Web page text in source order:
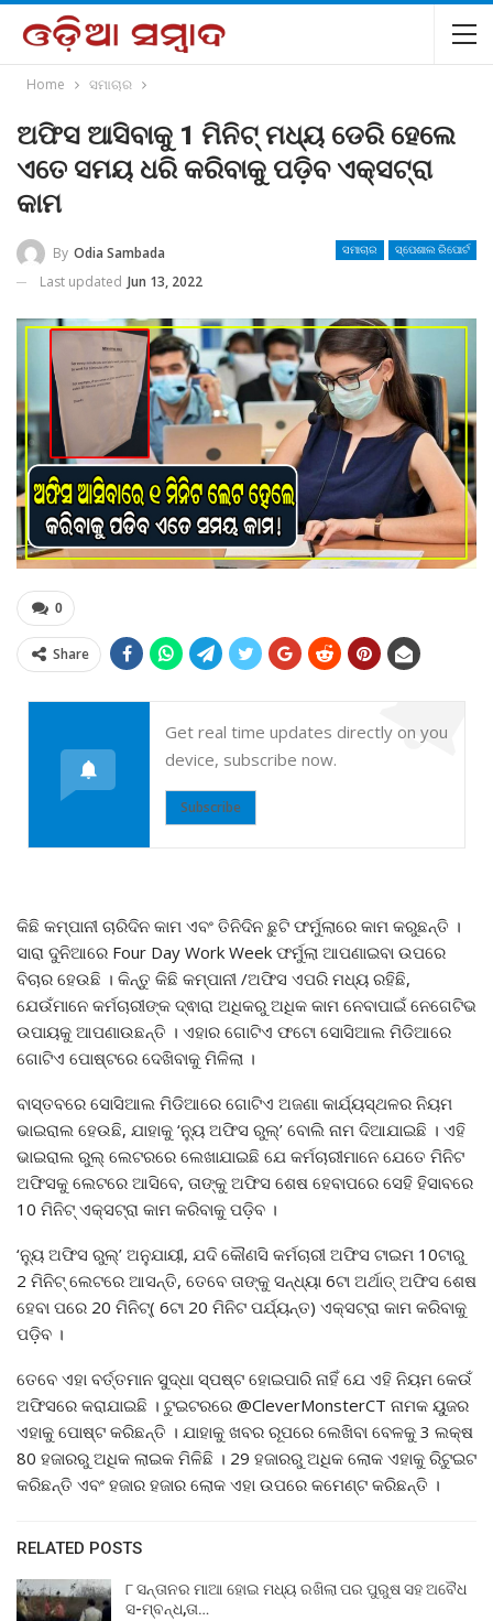
Home ସମାଚାର
ଅଫିସ ଆସିବାକୁ 1 ମିନିଟ୍ ମଧ୍ୟ ଡେରି ହେଲେ
ଏତେ ସମୟ ଧରି କରିବାକୁ ପଡ଼ିବ ଏକ୍ସଟ୍ରା
କାମ
ସମାଚାର ସ୍ପେଶାଲ ରିପୋର୍ଟ
By Odia Sambada
Last updated Jun 13, 2022
0
Share
Get real time updates directly on you
device, subscribe now.
Subscribe
କିଛି କମ୍ପାନୀ ଚାରିଦିନ କାମ ଏବଂ ତିନିଦିନ ଛୁଟି ଫର୍ମୁଲାରେ କାମ କରୁଛନ୍ତି ।
ସାରା ଦୁନିଆରେ Four Day Work Week ଫର୍ମୁଲା ଆପଣାଇବା ଉପରେ
ବିଚାର ହେଉଛି । କିନ୍ତୁ କିଛି କମ୍ପାନୀ /ଅଫିସ ଏପରି ମଧ୍ୟ ରହିଛି,
ଯେଉଁମାନେ କର୍ମଚାରୀଙ୍କ ଦ୍ଵାରା ଅଧିକରୁ ଅଧିକ କାମ ନେବାପାଇଁ ନେଗେଟିଭ
ଉପାୟକୁ ଆପଣାଉଛନ୍ତି । ଏହାର ଗୋଟିଏ ଫଟୋ ସୋସିଆଲ ମିଡିଆରେ
ଗୋଟିଏ ପୋଷ୍ଟରେ ଦେଖିବାକୁ ମିଳିଲା ।
ବାସ୍ତବରେ ସୋସିଆଲ ମିଡିଆରେ ଗୋଟିଏ ଅଜଣା କାର୍ଯ୍ୟସ୍ଥଳର ନିୟମ
ଭାଇରାଲ ହେଉଛି, ଯାହାକୁ ‘ନ୍ୟୁ ଅଫିସ ରୁଲ୍’ ବୋଲି ନାମ ଦିଆଯାଇଛି । ଏହି
ଭାଇରାଲ ରୁଲ୍ ଲେଟରରେ ଲେଖାଯାଇଛି ଯେ କର୍ମଚାରୀମାନେ ଯେତେ ମିନିଟ
ଅଫିସକୁ ଲେଟରେ ଆସିବେ, ତାଙ୍କୁ ଅଫିସ ଶେଷ ହେବାପରେ ସେହି ହିସାବରେ
10 ମିନିଟ୍ ଏକ୍ସଟ୍ରା କାମ କରିବାକୁ ପଡ଼ିବ ।
‘ନ୍ୟୁ ଅଫିସ ରୁଲ୍’ ଅନୁଯାୟୀ, ଯଦି କୌଣସି କର୍ମଚାରୀ ଅଫିସ ଟାଇମ 10ଟାରୁ
2 ମିନିଟ୍ ଲେଟରେ ଆସନ୍ତି, ତେବେ ତାଙ୍କୁ ସନ୍ଧ୍ୟା 6ଟା ଅର୍ଥାତ୍ ଅଫିସ ଶେଷ
ହେବା ପରେ 20 ମିନିଟ୍( 6ଟା 20 ମିନିଟ ପର୍ଯ୍ୟନ୍ତ) ଏକ୍ସଟ୍ରା କାମ କରିବାକୁ
ପଡ଼ିବ ।
ତେବେ ଏହା ବର୍ତ୍ତମାନ ସୁଦ୍ଧା ସ୍ପଷ୍ଟ ହୋଇପାରି ନାହିଁ ଯେ ଏହି ନିୟମ କେଉଁ
ଅଫିସରେ କରାଯାଇଛି । ଟୁଇଟରରେ @CleverMonsterCT ନାମକ ୟୁଜର
ଏହାକୁ ପୋଷ୍ଟ କରିଛନ୍ତି । ଯାହାକୁ ଖବର ରୂପରେ ଲେଖିବା ବେଳକୁ 3 ଲକ୍ଷ
80 ହଜାରରୁ ଅଧିକ ଲାଇକ ମିଳିଛି । 29 ହଜାରରୁ ଅଧିକ ଲୋକ ଏହାକୁ ରିଟୁଇଟ
କରିଛନ୍ତି ଏବଂ ହଜାର ହଜାର ଲୋକ ଏହା ଉପରେ କମେଣ୍ଟ କରିଛନ୍ତି ।
RELATED POSTS
୮ ସନ୍ତାନର ମାଆ ହୋଇ ମଧ୍ୟ ରଖିଲା ପର ପୁରୁଷ ସହ ଅବୈଧ
ସ-ମ୍ବନ୍ଧ,ତା…